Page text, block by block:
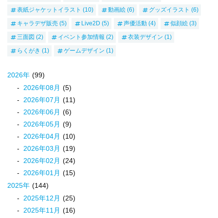
表紙ジャケットイラスト (10) 動画絵 (6) グッズイラスト (6)
キャラデザ販売 (5) Live2D (5) 声優活動 (4) 似顔絵 (3)
三面図 (2) イベント参加情報 (2) 衣装デザイン (1)
らくがき (1) ゲームデザイン (1)
2026年 (99)
2026年08月 (5)
2026年07月 (11)
2026年06月 (6)
2026年05月 (9)
2026年04月 (10)
2026年03月 (19)
2026年02月 (24)
2026年01月 (15)
2025年 (144)
2025年12月 (25)
2025年11月 (16)